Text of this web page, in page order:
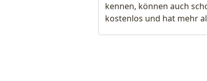
kennen, können auch
kostenlos und hat mehr